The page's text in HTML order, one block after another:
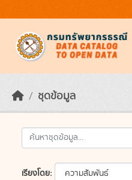
ชุดข้อมูล
เรียงโดย